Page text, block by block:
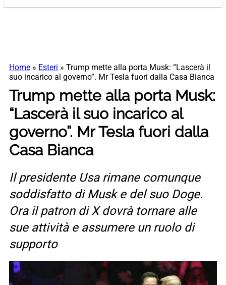
Home » Esteri » Trump mette alla porta Musk: “Lascerà il
suo incarico al governo”. Mr Tesla fuori dalla Casa Bianca
Trump mette alla porta Musk:
“Lascerà il suo incarico al
governo”. Mr Tesla fuori dalla
Casa Bianca
Il presidente Usa rimane comunque
soddisfatto di Musk e del suo Doge.
Ora il patron di X dovrà tornare alle
sue attività e assumere un ruolo di
supporto